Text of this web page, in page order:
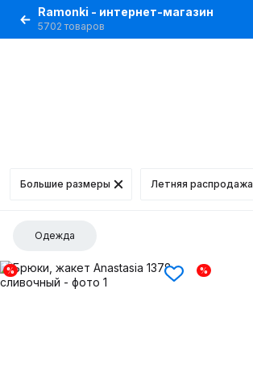
Ramonki - интернет-магазин
5702 товаров
Большие размеры Летняя распродажа
Одежда
% %